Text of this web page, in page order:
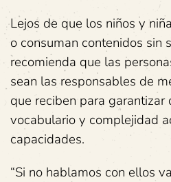
Lejos de que los niños y
o consuman contenidos sin
recomienda que las
sean las responsables de
que reciben para garantizar
vocabulario y complejidad
capacidades.
“Si no hablamos con ellos